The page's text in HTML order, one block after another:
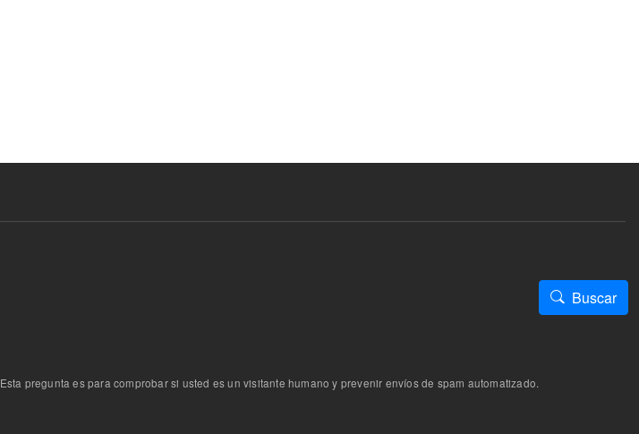
Esta pregunta es para comprobar si usted es un visitante humano y prevenir envíos de spam automatizado.
Buscar